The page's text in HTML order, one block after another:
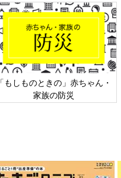
「もしものときの」赤ちゃん・
家族の防災